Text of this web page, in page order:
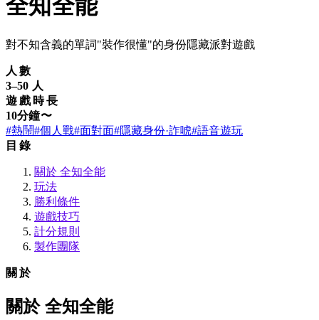
全知全能
對不知含義的單詞"裝作很懂"的身份隱藏派對遊戲
人數
3–50 人
遊戲時長
10分鐘〜
#熱鬧#個人戰#面對面#隱藏身份·詐唬#語音遊玩
目錄
關於 全知全能
玩法
勝利條件
遊戲技巧
計分規則
製作團隊
關於
關於 全知全能